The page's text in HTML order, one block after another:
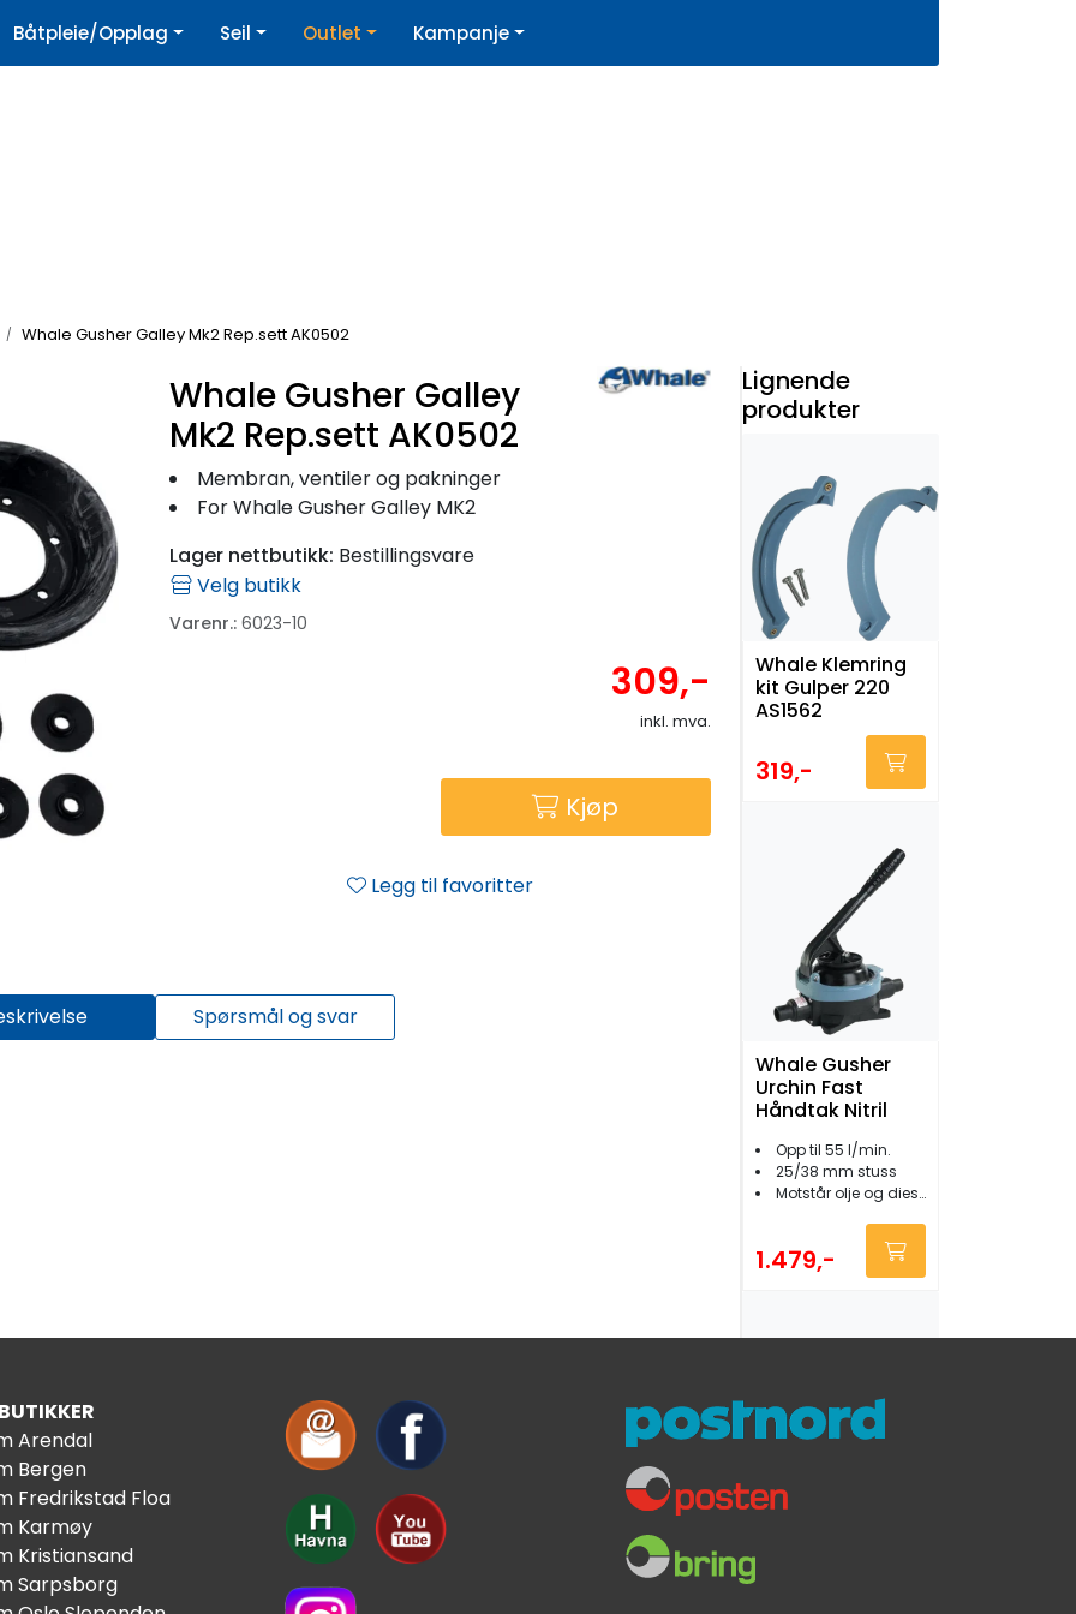
| Nyhetsbrev
Båtpleie/Opplag Seil Outlet Kampanje
Whale Gusher Galley Mk2 Rep.sett AK0502
Whale Gusher Galley
Mk2 Rep.sett AK0502
Membran, ventiler og pakninger
For Whale Gusher Galley MK2
Lager nettbutikk: Bestillingsvare
Velg butikk
Varenr.: 6023-10
309,-
inkl. mva.
Kjøp
Legg til favoritter
Spørsmål og svar
Lignende
produkter
Whale Klemring
kit Gulper 220
AS1562
319,-
Whale Gusher
Urchin Fast
Håndtak Nitril
Opp til 55 l/min.
25/38 mm stuss
Motstår olje og diesel
1.479,-
Arendal
Bergen
Fredrikstad Floa
Karmøy
Kristiansand
Sarpsborg